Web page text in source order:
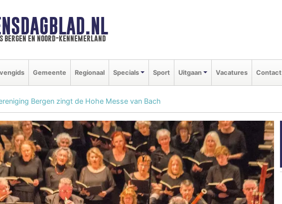
bergen en noord-kennemerland
Gemeente Regionaal Specials Sport Uitgaan Vacatures Contact
Bergen zingt de Hohe Messe van Bach